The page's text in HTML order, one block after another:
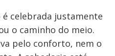
celebrada justamente
o caminho do meio.
pelo conforto, nem o